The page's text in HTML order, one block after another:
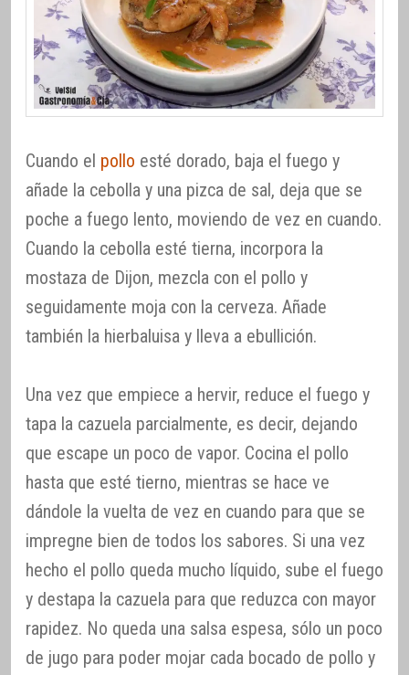
Cuando el pollo esté dorado, baja el fuego y
añade la cebolla y una pizca de sal, deja que se
poche a fuego lento, moviendo de vez en cuando.
Cuando la cebolla esté tierna, incorpora la
mostaza de Dijon, mezcla con el pollo y
seguidamente moja con la cerveza. Añade
también la hierbaluisa y lleva a ebullición.
Una vez que empiece a hervir, reduce el fuego y
tapa la cazuela parcialmente, es decir, dejando
que escape un poco de vapor. Cocina el pollo
hasta que esté tierno, mientras se hace ve
dándole la vuelta de vez en cuando para que se
impregne bien de todos los sabores. Si una vez
hecho el pollo queda mucho líquido, sube el fuego
y destapa la cazuela para que reduzca con mayor
rapidez. No queda una salsa espesa, sólo un poco
de jugo para poder mojar cada bocado de pollo y